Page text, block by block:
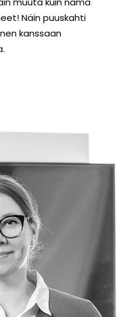
Näin puuskahti
kanssaan